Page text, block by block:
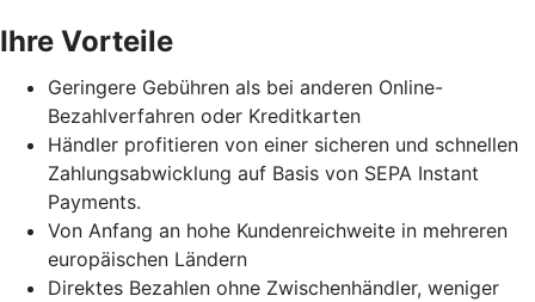
Ihre Vorteile
Geringere Gebühren als bei anderen Online-
Bezahlverfahren oder Kreditkarten
Händler profitieren von einer sicheren und schnellen
Zahlungsabwicklung auf Basis von SEPA Instant
Payments.
Von Anfang an hohe Kundenreichweite in mehreren
europäischen Ländern
Direktes Bezahlen ohne Zwischenhändler, weniger